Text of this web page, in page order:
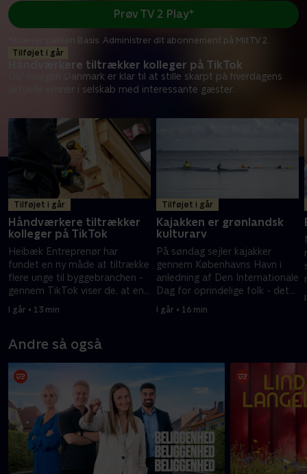
Tilføjet i går
Håndværkere tiltrækker kolleger på TikTok
Go' morgen Danmark er klar til at stille skarpt på hverdagens
aktuelle emner i selskab med interessante gæster.
Prøv TV 2 Play*
*Kræver pakken Basis. Administrer dit abonnement på Mit TV 2.
Tilføjet i går
Håndværkere tiltrækker
kolleger på TikTok
Heibæk Entreprenør har
fundet en ny måde at tiltrække
flere unge til byggebranchen -
gennem TikTok viser de, at en
byggeplads også indeholder
fællesskab og humor.
I går • 13 min
Tilføjet i går
Kajakken er grønlandsk
kulturarv
På søndag sejler kajakker
gennem Københavns Havn i
anledning af Den Internationale
Dag for oprindelige folk - det
sætter fokus på kajakken som
grønlandsk kulturarv.
I går • 16 min
Andre så også